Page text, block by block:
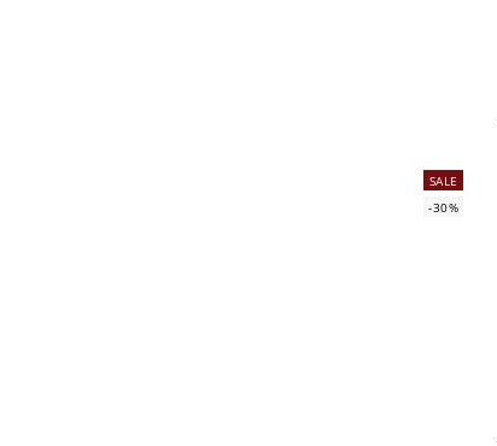
SALE
-30%